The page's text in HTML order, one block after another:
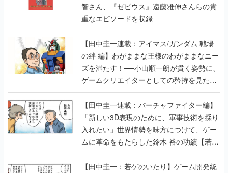
智さん、『ゼビウス』遠藤雅伸さんらの貴
重なエピソードを収録
【田中圭一連載：アイマス/ガンダム 戦場
の絆 編】わがままな王様のわがままなニー
ズを満たす！──小山順一朗が貫く姿勢に、
ゲームクリエイターとしての矜持を見た
【若ゲのいたり最終回】
【田中圭一連載：バーチャファイター編】
「新しい3D表現のために、軍事技術を採り
入れたい」世界情勢を味方につけて、ゲー
ムに革命をもたらした鈴木 裕の功績【若ゲ
のいたり】
【田中圭一：若ゲのいたり】ゲーム開発統